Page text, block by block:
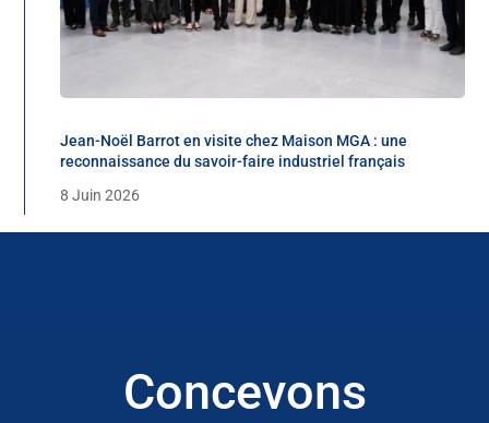
Jean-Noël Barrot en visite chez Maison MGA : une
reconnaissance du savoir-faire industriel français
8 Juin 2026
Concevons